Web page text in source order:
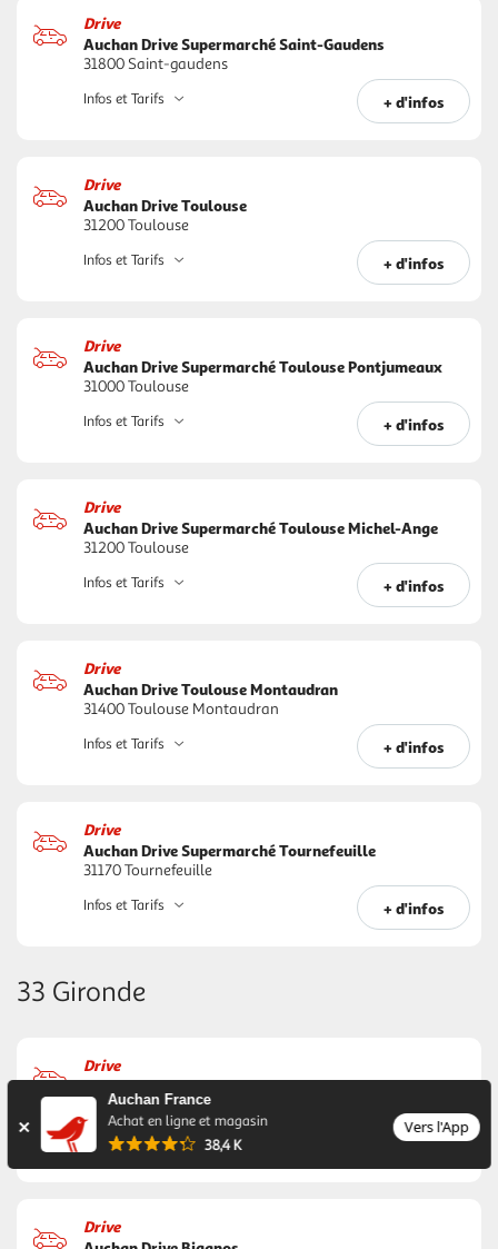
Auchan France
Achat en ligne et magasin
38,4 K
Vers l'App
Drive
Auchan Drive Supermarché Saint-Gaudens
31800 Saint-gaudens
+ d'infos
Infos et Tarifs
Drive
Auchan Drive Toulouse
31200 Toulouse
+ d'infos
Infos et Tarifs
Drive
Auchan Drive Supermarché Toulouse Pontjumeaux
31000 Toulouse
+ d'infos
Infos et Tarifs
Drive
Auchan Drive Supermarché Toulouse Michel-Ange
31200 Toulouse
+ d'infos
Infos et Tarifs
Drive
Auchan Drive Toulouse Montaudran
31400 Toulouse Montaudran
+ d'infos
Infos et Tarifs
Drive
Auchan Drive Supermarché Tournefeuille
31170 Tournefeuille
+ d'infos
Infos et Tarifs
33 Gironde
Drive
Auchan Drive Supermarché Artigues
33370 Artigues-près-bordeaux
+ d'infos
Infos et Tarifs
Drive